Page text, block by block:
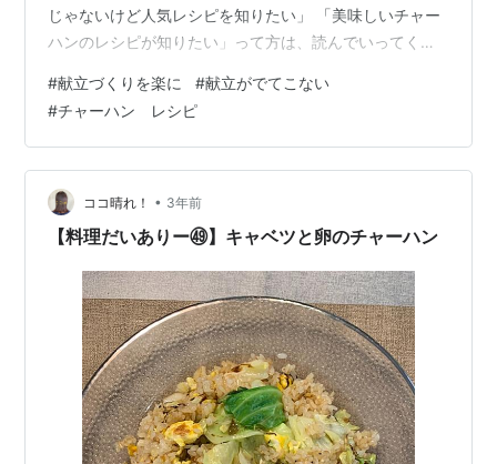
じゃないけど人気レシピを知りたい」 「美味しいチャー
ハンのレシピが知りたい」って方は、読んでいってくだ
ハン ＜レシピ2＞炊き込むチャーハン☆ ＜レシピ3＞☆
秘密の鮭チャーハン☆ ＜レシピ4＞☆キムチチャーハン
☆ ＜レシピ5＞レンジで！オートミールでカップチャー
ハン ＜レシピ6＞すぐ出来る♪大葉とじゃこのシンプル炒
飯 ＜レシピ1＞やみつき？！簡単すぎる小松菜チャーハン
つくれぽ件数：4620材料…
#献立づくりを楽に #献立がでてこない
#チャーハン レシピ
ココ晴れ！ • 3年前
【料理だいありー㊾】キャベツと卵のチャーハン